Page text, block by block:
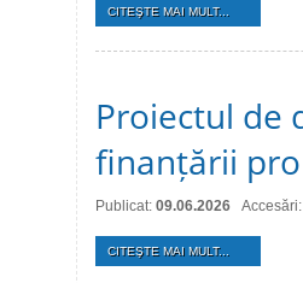
CITEŞTE MAI MULT...
Proiectul de
finanțării
Publicat: 09.06.2026
CITEŞTE MAI MULT...